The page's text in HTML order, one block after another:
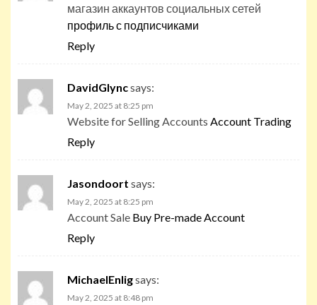
магазин аккаунтов социальных сетей
профиль с подписчиками
Reply
DavidGlyncsays:
May 2, 2025 at 8:25 pm
Website for Selling Accounts Account Trading
Reply
Jasondoort says:
May 2, 2025 at 8:25 pm
Account Sale Buy Pre-made Account
Reply
MichaelEnligsays:
May 2, 2025 at 8:48 pm